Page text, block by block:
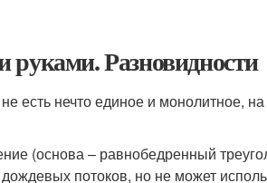
Разновидности
есть нечто единое и монолитное,
(основа – равнобедренный
потоков, но не может